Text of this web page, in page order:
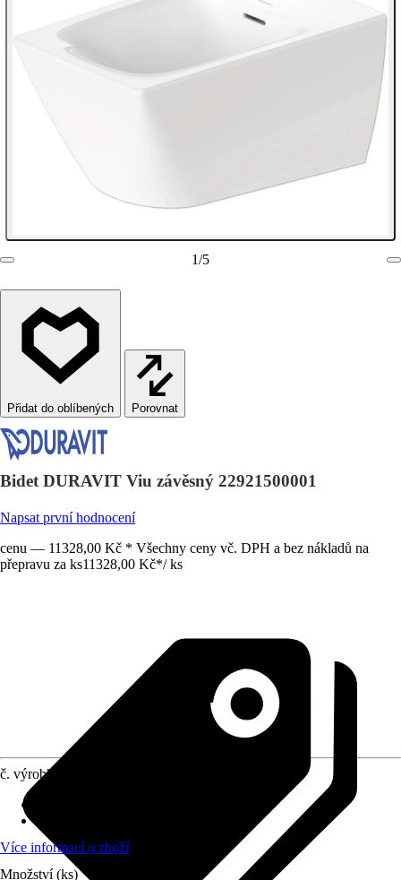
1/5
Porovnat
Bidet DURAVIT Viu závěsný 22921500001
Napsat první hodnocení
cenu — 11328,00 Kč * Všechny ceny vč. DPH a bez nákladů na
přepravu za ks11328,00 Kč*/ ks
č. výrobku
Více informací o zboží
Množství (ks)